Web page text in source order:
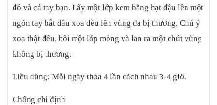
đó và cả tay bạn. Lấy một lớp kem bằng hạt đậu lên một
ngón tay bắt đầu xoa đều lên vùng da bị thương. Chú ý
xoa thật đều, bôi một lớp mỏng và lan ra một chút vùng
không bị thương.
Liều dùng: Mỗi ngày thoa 4 lần cách nhau 3-4 giờ.
Chống chỉ định